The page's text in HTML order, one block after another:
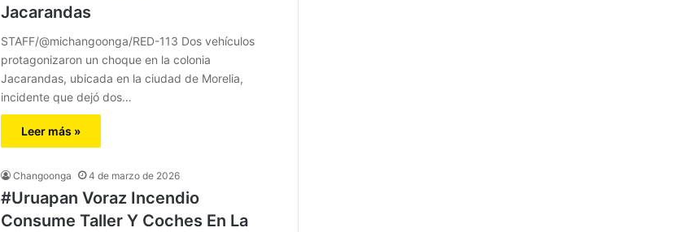
Jacarandas
STAFF/@michangoonga/RED-113 Dos vehículos
protagonizaron un choque en la colonia
Jacarandas, ubicada en la ciudad de Morelia,
incidente que dejó dos…
Leer más »
Changoonga 4 de marzo de 2026
#Uruapan Voraz Incendio
Consume Taller Y Coches En La